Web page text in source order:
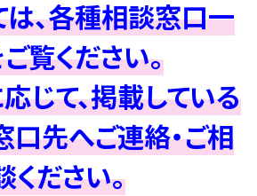
、各種相談窓口一
覧ください。
じて、掲載している
先へご連絡・ご相
ください。